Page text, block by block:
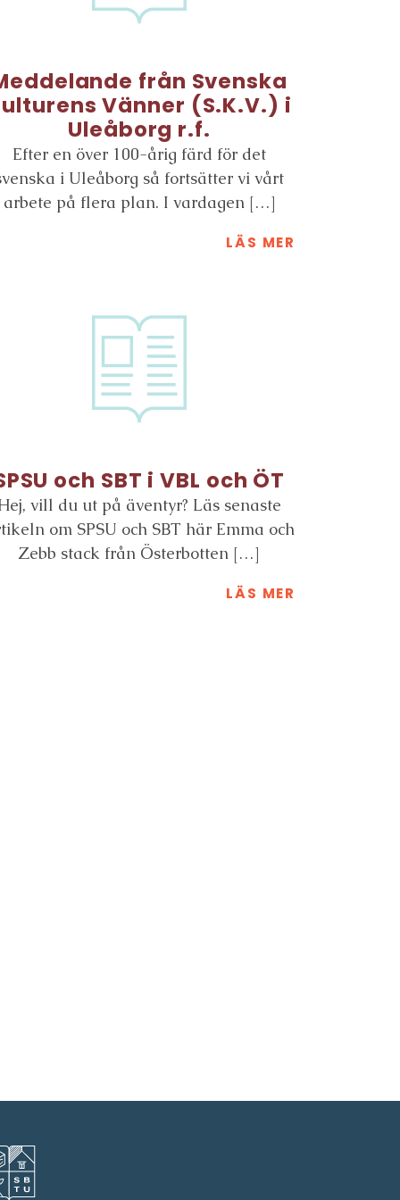
från Svenska
Vänner (S.K.V.) i
Uleåborg r.f.
Efter en över 100-årig färd för det
i Uleåborg så fortsätter vi vårt
arbete på flera plan. I vardagen […]
LÄS MER
och SBT i VBL och ÖT
vill du ut på äventyr? Läs senaste
om SPSU och SBT här Emma och
Zebb stack från Österbotten […]
LÄS MER